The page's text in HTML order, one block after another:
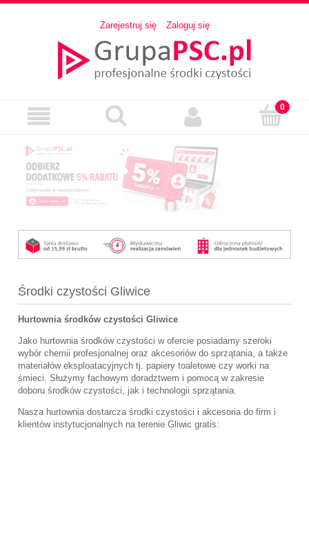
Zarejestruj się Zaloguj się
Środki czystości Gliwice
Hurtownia środków czystości Gliwice
Jako hurtownia środków czystości w ofercie posiadamy szeroki
wybór chemii profesjonalnej oraz akcesoriów do sprzątania, a także
materiałów eksploatacyjnych tj. papiery toaletowe czy worki na
śmieci. Służymy fachowym doradztwem i pomocą w zakresie
doboru środków czystości, jak i technologii sprzątania.
Nasza hurtownia dostarcza środki czystości i akcesoria do firm i
klientów instytucjonalnych na terenie Gliwic gratis: